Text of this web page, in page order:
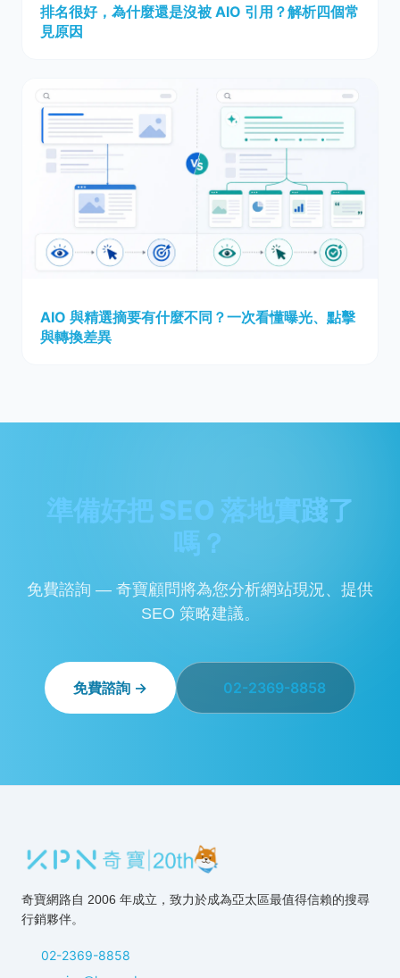
排名很好，為什麼還是沒被 AIO 引用？解析四個常
見原因
AIO 與精選摘要有什麼不同？一次看懂曝光、點擊
與轉換差異
準備好把 SEO 落地實踐了
嗎？
免費諮詢 — 奇寶顧問將為您分析網站現況、提供
SEO 策略建議。
免費諮詢 → 02-2369-8858
奇寶網路自 2006 年成立，致力於成為亞太區最值得信賴的搜尋
行銷夥伴。
02-2369-8858